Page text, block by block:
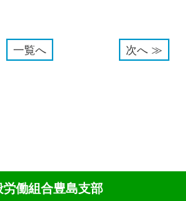
一覧へ 次へ ≫
働組合豊島支部